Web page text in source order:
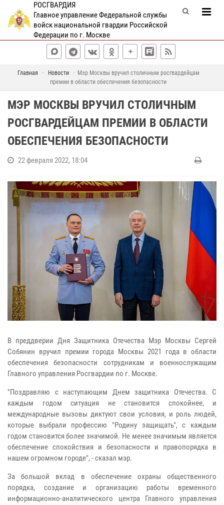
РОСГВАРДИЯ
Главное управление Федеральной службы
войск национальной гвардии Российской
Федерации по г. Москве
Главная Новости
Мэр Москвы вручил столичным росгвардейцам
премии в области обеспечения безопасности
МЭР МОСКВЫ ВРУЧИЛ СТОЛИЧНЫМ
РОСГВАРДЕЙЦАМ ПРЕМИИ В ОБЛАСТИ
ОБЕСПЕЧЕНИЯ БЕЗОПАСНОСТИ
22 февраля 2022, 18:04
В преддверии Дня Защитника Отечества Мэр Москвы Сергей
Собянин вручил премии города Москвы 2021 года в области
обеспечения безопасности сотрудникам и военнослужащим
Главного управления Росгвардии по г. Москве.
"Поздравляю с наступающим Днем защитника Отечества. С
каждым годом ситуация не становится спокойнее, и
международные вызовы диктуют свои условия, и роль людей,
которые выбрали профессию "Родину защищать", с каждым
годом становится более значимой. Не менее значимым является
обеспечение спокойствия и безопасности и правопорядка в
нашем огромном городе", - сказал мэр.
За большой вклад в обеспечение охраны общественного
порядка, создание и организацию работы временного
информационно-аналитического центра Главного управления